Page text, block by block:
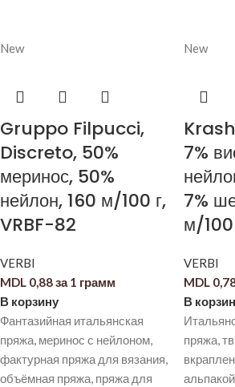
New
Gruppo Filpucci,
Discreto, 50%
меринос, 50%
нейлон, 160 м/100 г,
VRBF-82
VERBI
MDL 0,88за 1 грамм
В корзину
Фантазийная итальянская
пряжа, меринос с нейлоном,
фактурная пряжа для вязания,
объёмная пряжа, пряжа для
New
7%
7%
м/100
VERBI
MDL
В
пряжа,